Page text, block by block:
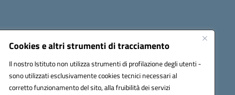
Cookies e altri strumenti di tracciamento
Il nostro Istituto non utilizza strumenti di profilazione degli utenti -
sono utilizzati esclusivamente cookies tecnici necessari al
corretto funzionamento del sito, alla fruibilità dei servizi
Seguici su:
(PEC):tpis002005@pec.istruzione.it